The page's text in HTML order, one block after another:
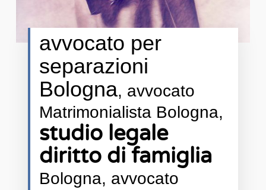
avvocato per
separazioni
Bologna, avvocato
Matrimonialista Bologna,
studio legale
diritto di famiglia
Bologna, avvocato